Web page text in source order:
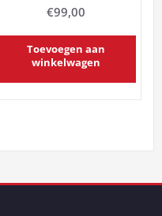
€99,00
Toevoegen aan
winkelwagen